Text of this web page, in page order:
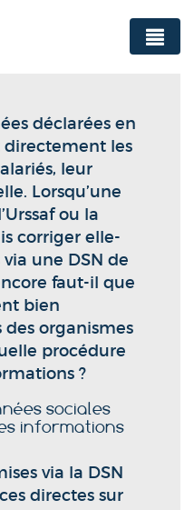
déclarées en
les
leur
Lorsqu’une
ou la
corriger elle-
une DSN de
faut-il que
bien
organismes
procédure
?
sociales
informations
via la DSN
directes sur